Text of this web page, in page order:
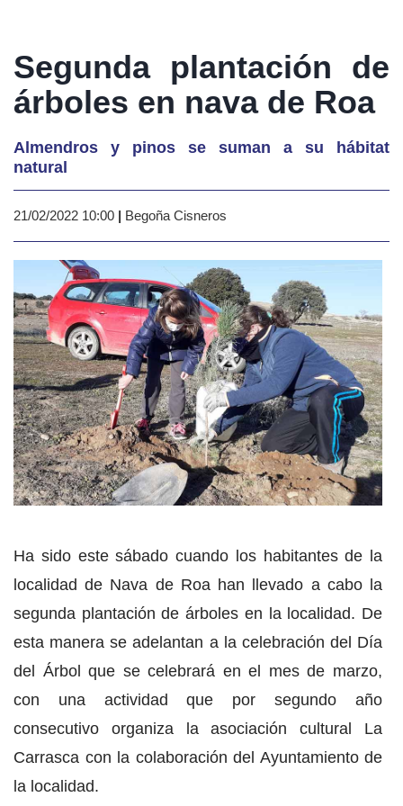
Segunda plantación de
árboles en nava de Roa
Almendros y pinos se suman a su hábitat
natural
21/02/2022 10:00 | Begoña Cisneros
Ha sido este sábado cuando los habitantes de la
localidad de Nava de Roa han llevado a cabo la
segunda plantación de árboles en la localidad. De
esta manera se adelantan a la celebración del Día
del Árbol que se celebrará en el mes de marzo,
con una actividad que por segundo año
consecutivo organiza la asociación cultural La
Carrasca con la colaboración del Ayuntamiento de
la localidad.